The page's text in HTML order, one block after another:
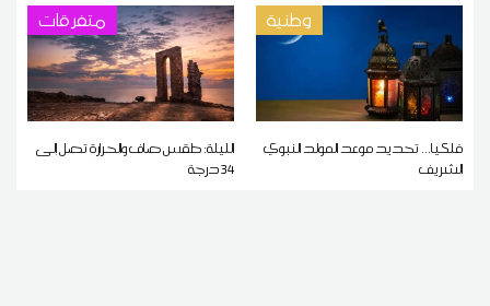
وطنية
فلكيا... تحديد موعد المولد النبوي
الشريف
متفرقات
الليلة: طقس صاف والحرارة تصل إلى
34 درجة